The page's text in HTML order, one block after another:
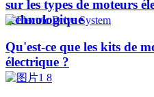
sur les types de moteurs
technologique
Qu'est-ce que les kits de
électrique ?